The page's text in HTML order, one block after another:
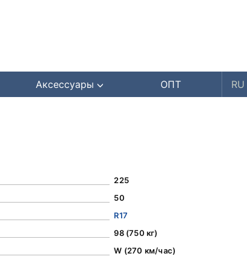
Аксессуары ОПТ RU
225
50
R17
98 (750 кг)
W (270 км/час)